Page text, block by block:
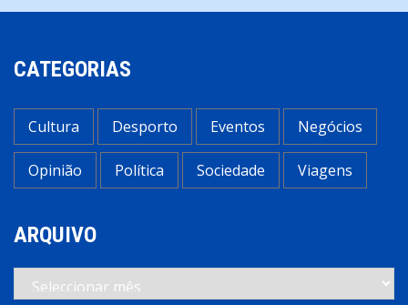
CATEGORIAS
Cultura Desporto Eventos Negócios
Opinião Política Sociedade Viagens
ARQUIVO
Arquivo